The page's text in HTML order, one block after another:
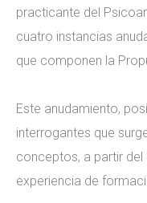
practicante del
cuatro instancias
que componen la
Este anudamiento,
interrogantes que
conceptos, a partir
experiencia de